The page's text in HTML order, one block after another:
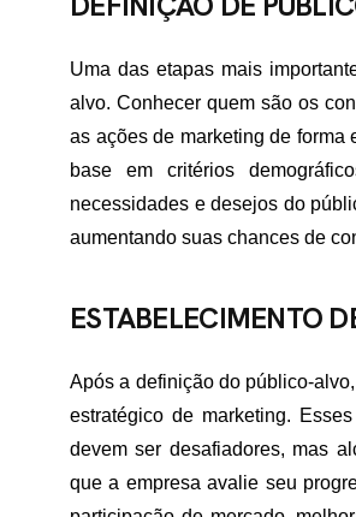
NÓS
Uma das etapas mais
alvo. Conhecer quem são os
as ações de marketing de forma
base em critérios
necessidades e desejos do
aumentando suas chances de
ESTABELECIMENTO
Após a definição do público-
estratégico de marketing.
devem ser desafiadores, mas
que a empresa avalie seu